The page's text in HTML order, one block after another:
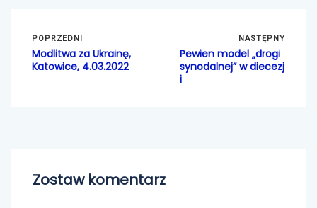
POPRZEDNI
Modlitwa za Ukrainę,
Katowice, 4.03.2022
NASTĘPNY
Pewien model „drogi
synodalnej” w diecezj
i
Zostaw komentarz